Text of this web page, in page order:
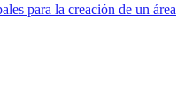
para la creación de un área